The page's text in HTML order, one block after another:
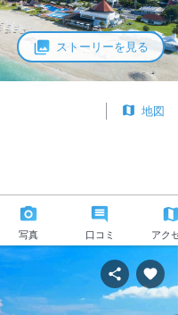
ストーリーを見る
地図
写真 口コミ アク